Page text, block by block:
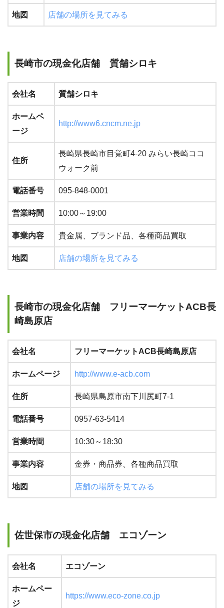
地図 店舗の場所を見てみる
長崎市の現金化店舗 質舗シロキ
会社名 質舗シロキ
ホームペ
ージ
http://www6.cncm.ne.jp
住所
長崎県長崎市目覚町4-20 みらい長崎ココ
ウォーク前
電話番号 095-848-0001
営業時間 10:00～19:00
事業内容 貴金属、ブランド品、各種商品買取
地図 店舗の場所を見てみる
長崎市の現金化店舗 フリーマーケットACB長
崎島原店
会社名 フリーマーケットACB長崎島原店
ホームページ http://www.e-acb.com
住所 長崎県島原市南下川尻町7-1
電話番号 0957-63-5414
営業時間 10:30～18:30
事業内容 金券・商品券、各種商品買取
地図 店舗の場所を見てみる
佐世保市の現金化店舗 エコゾーン
会社名 エコゾーン
ホームペー
ジ
https://www.eco-zone.co.jp